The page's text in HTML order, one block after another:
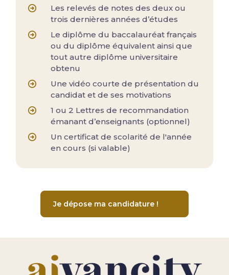
Les relevés de notes des deux ou
trois dernières années d’études
Le diplôme du baccalauréat français
ou du diplôme équivalent ainsi que
tout autre diplôme universitaire
obtenu
Une vidéo courte de présentation du
candidat et de ses motivations
1 ou 2 Lettres de recommandation
émanant d’enseignants (optionnel)
Un certificat de scolarité de l'année
en cours (si valable)
Je dépose ma candidature !